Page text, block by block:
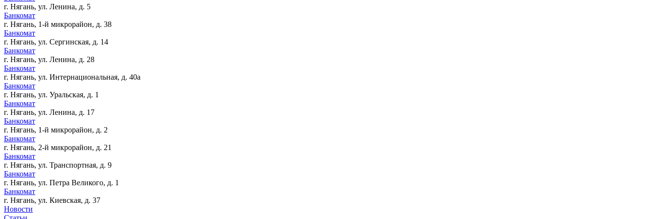
г. Нягань, ул. Ленина, д. 5
Банкомат
г. Нягань, 1-й микрорайон, д. 38
Банкомат
г. Нягань, ул. Сергинская, д. 14
Банкомат
г. Нягань, ул. Ленина, д. 28
Банкомат
г. Нягань, ул. Интернациональная, д. 40а
Банкомат
г. Нягань, ул. Уральская, д. 1
Банкомат
г. Нягань, ул. Ленина, д. 17
Банкомат
г. Нягань, 1-й микрорайон, д. 2
Банкомат
г. Нягань, 2-й микрорайон, д. 21
Банкомат
г. Нягань, ул. Транспортная, д. 9
Банкомат
г. Нягань, ул. Петра Великого, д. 1
Банкомат
г. Нягань, ул. Киевская, д. 37
Новости